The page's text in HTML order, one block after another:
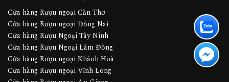
Chính sách đổi trả hàng
Cửa hàng Rượu ngoại Cần Thơ
Cửa hàng Rượu ngoại Đồng Nai
Cửa hàng Rượu Ngoại Tây Ninh
Cửa hàng Rượu Ngoại Lâm Đồng
Cửa hàng Rượu ngoại Khánh Hoà